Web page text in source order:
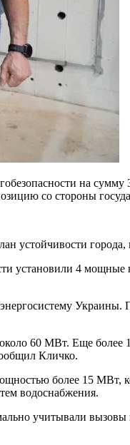
на
со стороны
устойчивости
установили 4
Украины.
60 МВт. Еще
Кличко.
более 15 МВт,
водоснабжения.
учитывали